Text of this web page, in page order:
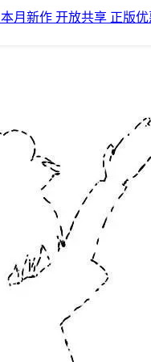
本月新作 开放共享 正版